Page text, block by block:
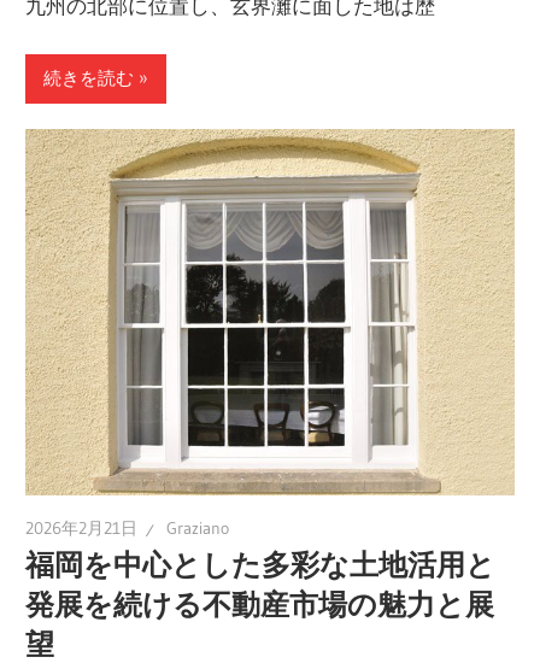
九州の北部に位置し、玄界灘に面した地は歴
続きを読む
2026年2月21日 Graziano
福岡を中心とした多彩な土地活用と
発展を続ける不動産市場の魅力と展
望